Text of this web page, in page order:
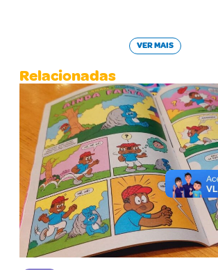
VER MAIS
Relacionadas